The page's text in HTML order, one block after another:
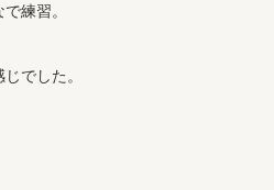
練習。
でした。